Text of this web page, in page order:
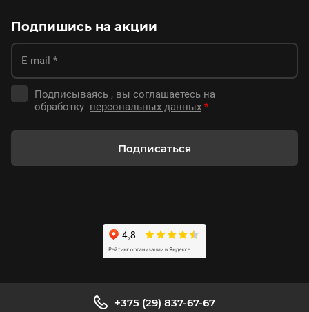
Подпишись на акции
Подписываясь , вы соглашаетесь на
обработку персональных данных *
Подписаться
+375 (29) 837-67-67